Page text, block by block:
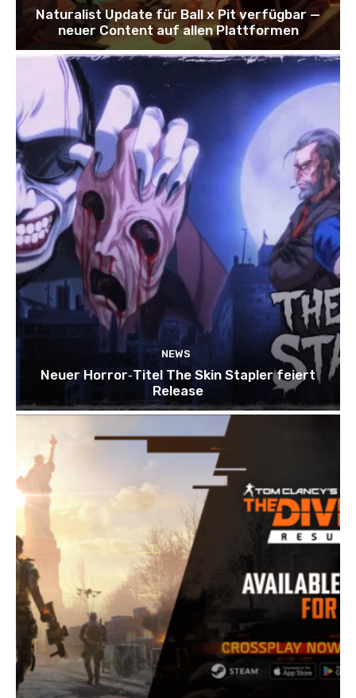
Naturalist Update für Ball x Pit verfügbar —
neuer Content auf allen Plattformen
NEWS
Neuer Horror‑Titel The Skin Stapler feiert
Release